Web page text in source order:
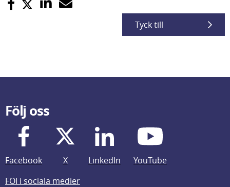
Tyck till
Följ oss
Facebook X LinkedIn
YouTube
FOI i sociala medier